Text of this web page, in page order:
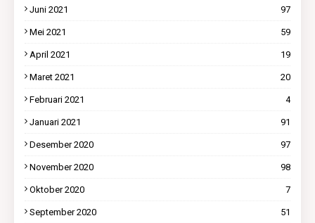
Juni 2021 97
Mei 2021 59
April 2021 19
Maret 2021 20
Februari 2021 4
Januari 2021 91
Desember 2020 97
November 2020 98
Oktober 2020 7
September 2020 51